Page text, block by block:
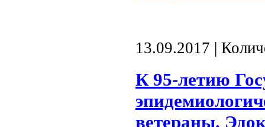
13.09.2017 |
К 95-летию
ветераны.